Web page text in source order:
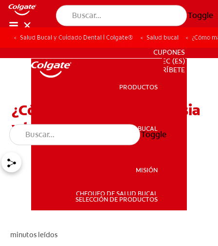
Toggle
SALUD BUCAL
PARA PROFESIONALES
CUPONES
EC (ES)
SUSCRÍBETE
PRODUCTOS
SALUD BUCAL
MISIÓN
CHEQUEO DE SALUD BUCAL
SELECCIÓN DE PRODUCTOS
Toggle
Salud Bucal y Cuidado Dental | Colgate® Salud bucal ¿Cómo
¿Cómo manejar la epilepsia
y la salud bucal?
minutos leídos